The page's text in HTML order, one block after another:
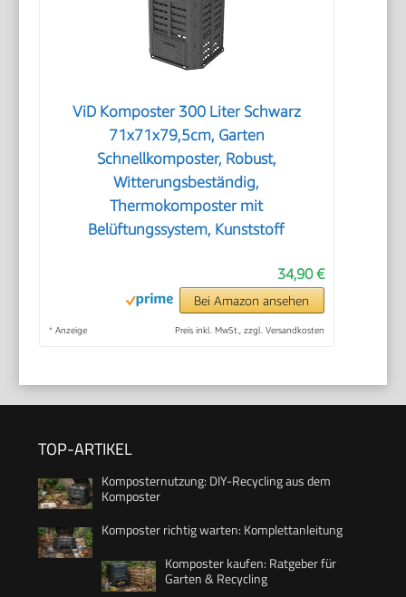
ViD Komposter 300 Liter Schwarz
71x71x79,5cm, Garten
Schnellkomposter, Robust,
Witterungsbeständig,
Thermokomposter mit
Belüftungssystem, Kunststoff
34,90 €
Bei Amazon ansehen
* Anzeige Preis inkl. MwSt., zzgl. Versandkosten
TOP-ARTIKEL
Komposternutzung: DIY-Recycling aus dem
Komposter
Komposter richtig warten: Komplettanleitung
Komposter kaufen: Ratgeber für
Garten & Recycling